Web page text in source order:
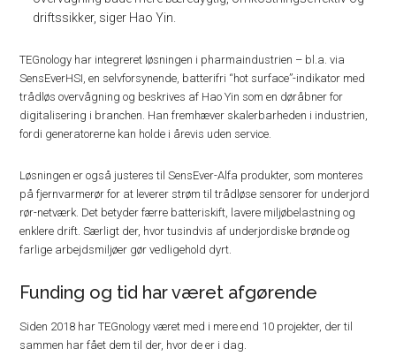
driftssikker, siger Hao Yin.
TEGnology har integreret løsningen i pharmaindustrien – bl.a. via
SensEverHSI, en selvforsynende, batterifri “hot surface”-indikator med
trådløs overvågning og beskrives af Hao Yin som en døråbner for
digitalisering i branchen. Han fremhæver skalerbarheden i industrien,
fordi generatorerne kan holde i årevis uden service.
Løsningen er også justeres til SensEver-Alfa produkter, som monteres
på fjernvarmerør for at leverer strøm til trådløse sensorer for underjord
rør-netværk. Det betyder færre batteriskift, lavere miljøbelastning og
enklere drift. Særligt der, hvor tusindvis af underjordiske brønde og
farlige arbejdsmiljøer gør vedligehold dyrt.
Funding og tid har været afgørende
Siden 2018 har TEGnology været med i mere end 10 projekter, der til
sammen har fået dem til der, hvor de er i dag.